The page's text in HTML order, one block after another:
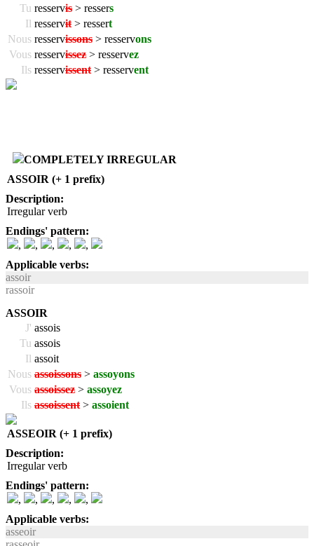
Tu resservis > ressers
Il resservit > ressert
Nous resservissons > resservons
Vous resservissez > resservez
Ils resservissent > resservent
COMPLETELY IRREGULAR
ASSOIR (+ 1 prefix)
Description:
Irregular verb
Endings' pattern:
,
, , ,
,
Applicable verbs:
assoir
rassoir
ASSOIR
J' assois
Tu assois
Il assoit
Nous assoissons > assoyons
Vous assoissez > assoyez
Ils assoissent > assoient
ASSEOIR (+ 1 prefix)
Description:
Irregular verb
Endings' pattern:
,
, , ,
,
Applicable verbs:
asseoir